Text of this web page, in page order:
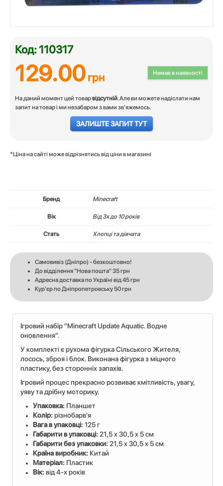
Код: 110317
Немає в наявності
129.00грн
На даний момент цей товарвідсутній. Але ви можете надіслати нам
запит на товар і ми незабаром з вами зв'яжемось.
ЗАЛИШТЕ ЗАПИТ ТУТ
*Ціна на сайті може відрізнятись від ціни в магазині
Бренд Minecraft
Вік Вiд 3х до 10 років
Стать Хлопці та дівчата
Самовивіз (Дніпро) - безкоштовно!
До відділення "Нова пошта" 35 грн
Адресна доставка по Україні від 45 грн
Кур'єр по Дніпропетровську 50 грн
Ігровий набір "Minecraft Update Aquatic. Водне
оновлення".
У комплекті є рухома фігурка Сільського Жителя,
лосось, зброя і блок. Виконана фігурка з міцного
пластику, без сторонніх запахів.
Ігровий процес прекрасно розвиває кмітливість, увагу,
уяву та дрібну моторику.
Упаковка: Планшет
Колір:різнобарв'я
Вага в упаковці:125 г
Габарити в упаковці:21,5 x 30,5 x 5 см
Габарити без упаковки:21,5 x 30,5 x 5 см
Країна виробник: Китай
Матеріал: Пластик
Вік:від 4-х років